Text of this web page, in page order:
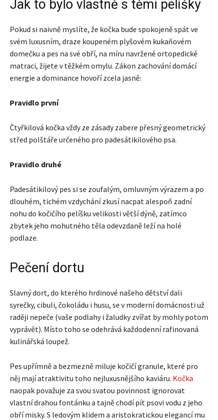
Jak to bylo vlastně s těmi pelíšky
Pokud si naivně myslíte, že kočka bude spokojeně spát ve
svém luxusním, draze koupeném plyšovém kukaňovém
domečku a pes na své obří, na míru navržené ortopedické
matraci, žijete v těžkém omylu. Zákon zachování domácí
energie a dominance hovoří zcela jasně:
Pravidlo první
Čtyřkilová kočka vždy ze zásady zabere přesný geometrický
střed polštáře určeného pro padesátikilového psa.
Pravidlo druhé
Padesátikilový pes si se zoufalým, omluvným výrazem a po
dlouhém, tichém vzdychání zkusí nacpat alespoň zadní
nohu do kočičího pelíšku velikosti větší dýně, zatímco
zbytek jeho mohutného těla odevzdaně leží na holé
podlaze.
Pečení dortu
Slavný dort, do kterého hrdinové našeho dětství dali
syrečky, cibuli, čokoládu i husu, se v moderní domácnosti už
raději nepeče (vaše podlahy i žaludky zvířat by mohly potom
vyprávět). Místo toho se odehrává každodenní rafinovaná
kulinářská loupež.
Pes upřímně a bezmezně miluje kočičí granule, které pro
něj mají atraktivitu toho nejluxusnějšího kaviáru. Kočka
naopak považuje za svou svatou povinnost ignorovat
vlastní drahou fontánku a tajně chodí pít psovi vodu z jeho
obří misky. S ledovým klidem a aristokratickou elegancí mu